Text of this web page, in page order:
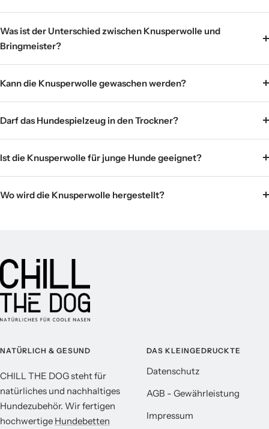
Was ist der Unterschied zwischen Knusperwolle und
Bringmeister?
Kann die Knusperwolle gewaschen werden?
Darf das Hundespielzeug in den Trockner?
Ist die Knusperwolle für junge Hunde geeignet?
Wo wird die Knusperwolle hergestellt?
NATÜRLICH & GESUND
CHILL THE DOG steht für
natürliches und nachhaltiges
Hundezubehör. Wir fertigen
hochwertige Hundebetten
DAS KLEINGEDRUCKTE
Datenschutz
AGB - Gewährleistung
Impressum